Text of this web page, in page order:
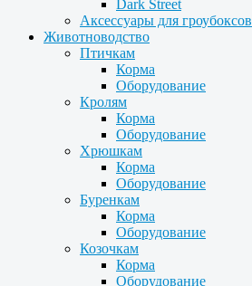
Dark Street
Аксессуары для гроубоксов
Животноводство
Птичкам
Корма
Оборудование
Кролям
Корма
Оборудование
Хрюшкам
Корма
Оборудование
Буренкам
Корма
Оборудование
Козочкам
Корма
Оборудование